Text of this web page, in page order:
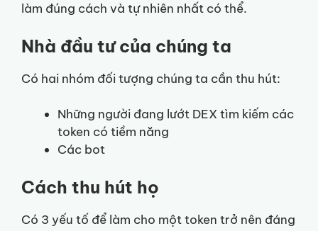
làm đúng cách và tự nhiên nhất có thể.
Nhà đầu tư của chúng ta
Có hai nhóm đối tượng chúng ta cần thu hút:
Những người đang lướt DEX tìm kiếm các
token có tiềm năng
Các bot
Cách thu hút họ
Có 3 yếu tố để làm cho một token trở nên đáng